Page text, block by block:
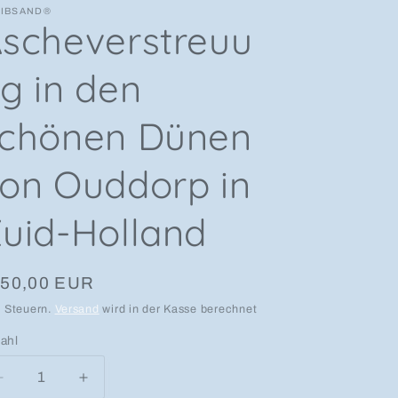
in den
Dünen
Ouddorp in
Holland
Preis
EUR
Steuern. Versand wird in der Kasse berechnet
Verringere die Menge für Ascheverstreuung in
Erhöhe die Menge für